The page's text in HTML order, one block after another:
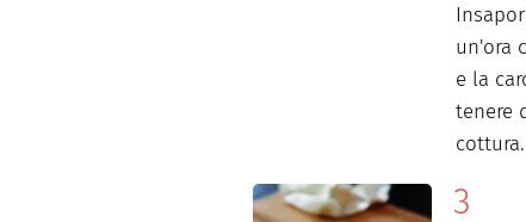
un'ora
e la
tenere
cottura.